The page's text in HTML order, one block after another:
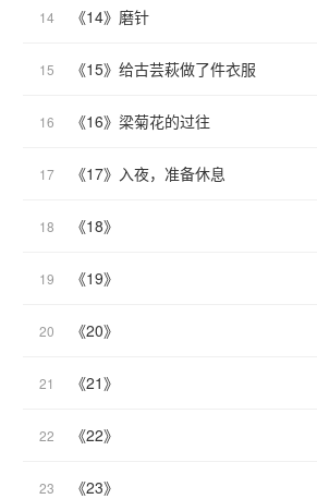
14 《14》磨针
15 《15》给古芸萩做了件衣服
16 《16》梁菊花的过往
17 《17》入夜，准备休息
18 《18》
19 《19》
20 《20》
21 《21》
22 《22》
23 《23》